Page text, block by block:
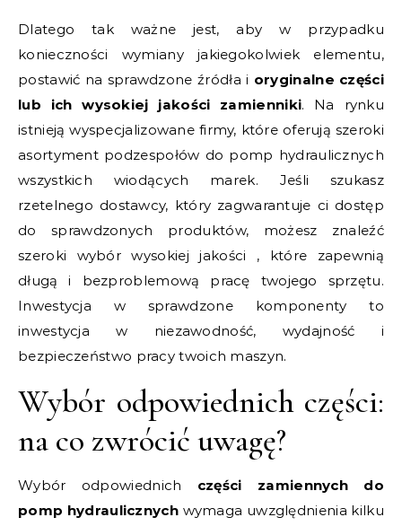
Dlatego tak ważne jest, aby w przypadku
konieczności wymiany jakiegokolwiek elementu,
postawić na sprawdzone źródła i oryginalne części
lub ich wysokiej jakości zamienniki. Na rynku
istnieją wyspecjalizowane firmy, które oferują szeroki
asortyment podzespołów do pomp hydraulicznych
wszystkich wiodących marek. Jeśli szukasz
rzetelnego dostawcy, który zagwarantuje ci dostęp
do sprawdzonych produktów, możesz znaleźć
szeroki wybór wysokiej jakości , które zapewnią
długą i bezproblemową pracę twojego sprzętu.
Inwestycja w sprawdzone komponenty to
inwestycja w niezawodność, wydajność i
bezpieczeństwo pracy twoich maszyn.
Wybór odpowiednich części:
na co zwrócić uwagę?
Wybór odpowiednich części zamiennych do
pomp hydraulicznych wymaga uwzględnienia kilku